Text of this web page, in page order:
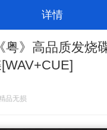
详情
粤》高品质发烧
品无损